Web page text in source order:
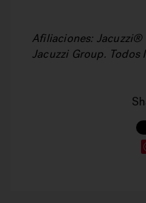
Afiliaciones: Jacuzzi®
Jacuzzi Group. Todos